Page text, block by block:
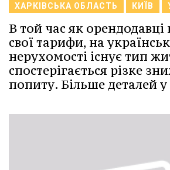
ХАРКІВСЬКА ОБЛАСТЬ КИЇВ
В той час як
свої тарифи, на
нерухомості існує тип
спостерігається різке
попиту. Більше деталей у